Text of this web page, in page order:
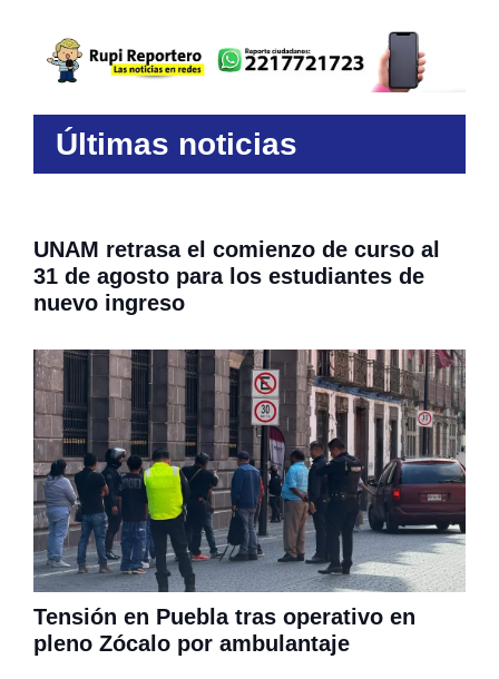
Últimas noticias
UNAM retrasa el comienzo de curso al
31 de agosto para los estudiantes de
nuevo ingreso
Tensión en Puebla tras operativo en
pleno Zócalo por ambulantaje